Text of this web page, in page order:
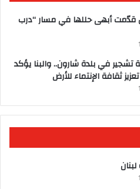
قدّمت أبهى حللها في مسار “درب
تشجير في بلدة شارون.. والبنا يؤكد
ثقافة الإنتماء للأرض